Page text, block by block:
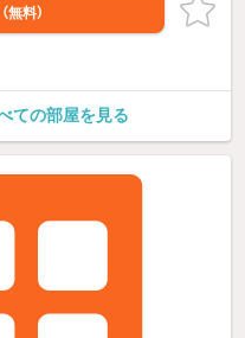
（無料）
ての部屋を見る